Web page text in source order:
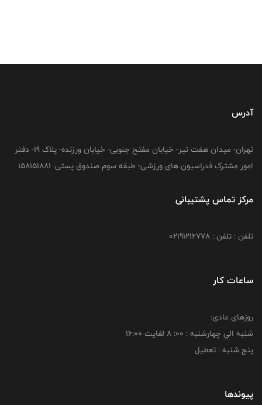
آدرس
تهران- میدان هفت تیر- خیابان مفتح جنوبی- خیابان ورزنده- پلاک 19- دفتر
امور مشترک فدراسیون های ورزشی- طبقه سوم صندوق پستی: 158151881
مرکز تماس پشتیبانی
تلفن : تلفن : 02191212778
ساعات کار
روزهای عادی:
شنبه الي چهارشنبه : 00: 8 لغايت 16:00
پنج شنبه : تعطیل
پیوندها